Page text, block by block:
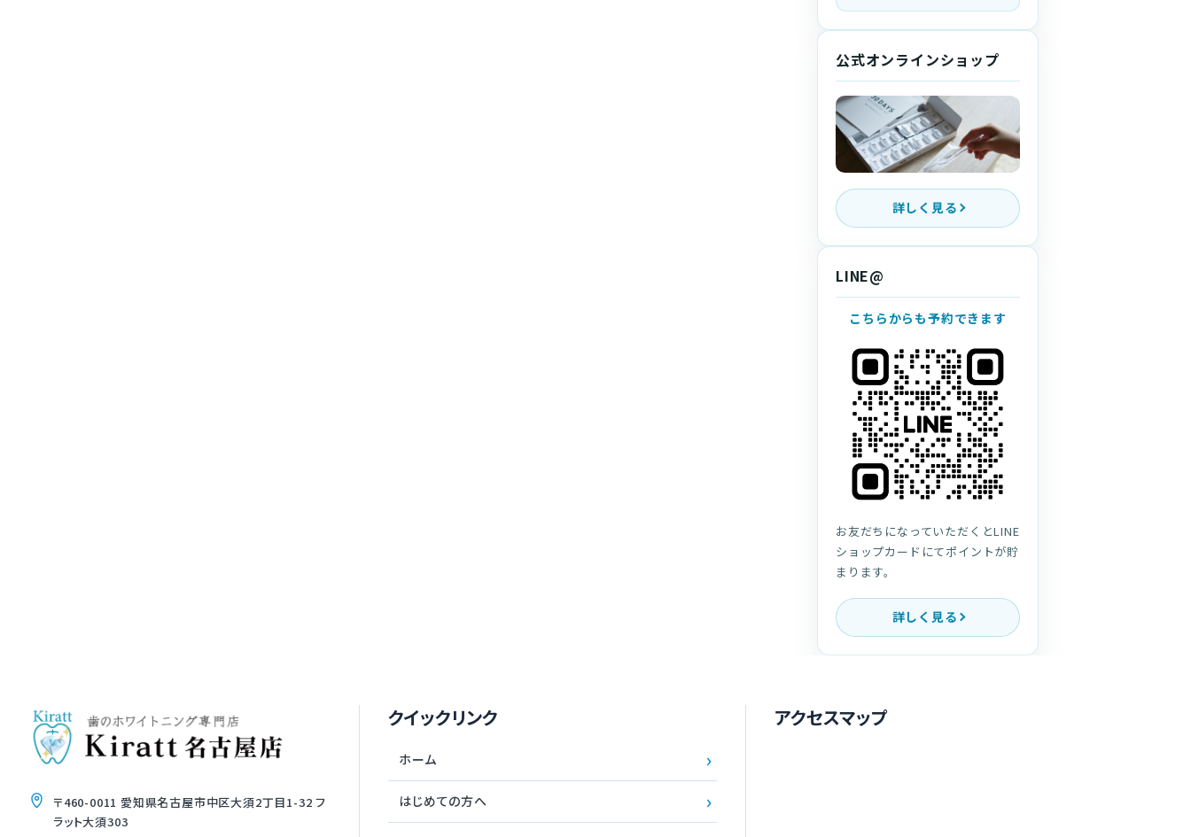
公式オンラインショップ
詳しく見る
LINE@
こちらからも予約できます
お友だちになっていただくとLINE
ショップカードにてポイントが貯
まります。
詳しく見る
〒460-0011 愛知県名古屋市中区大須2丁目1-32 フ
ラット大須303
クイックリンク
ホーム ›
はじめての方へ ›
アクセスマップ